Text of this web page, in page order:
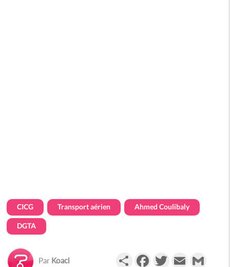
CICG Transport aérien Ahmed Coulibaly
DGTA
Par Koaci PartagerFacebookTwitterEmail